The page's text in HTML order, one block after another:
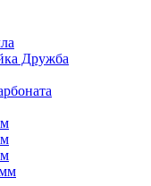
Дружба